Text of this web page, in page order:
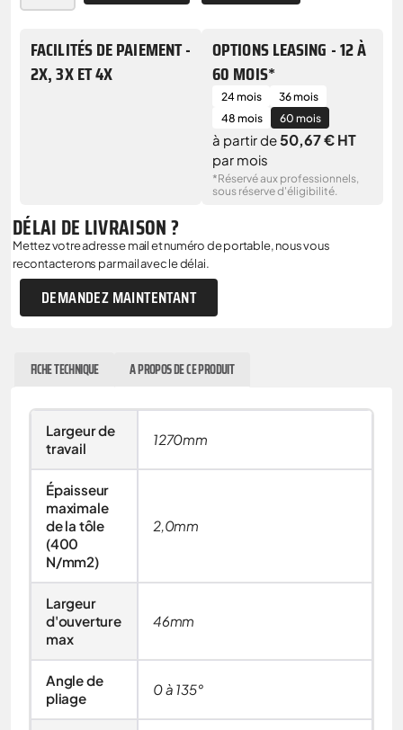
FACILITÉS DE PAIEMENT -
2X, 3X ET 4X
OPTIONS LEASING - 12 À
60 MOIS*
24 mois
36 mois
48 mois
60 mois
à partir de50,67 € HT
par mois
*Réservé aux professionnels,
sous réserve d'éligibilité.
DÉLAI DE LIVRAISON ?
Mettez votre adresse mail et numéro de portable, nous vous
recontacterons par mail avec le délai.
DEMANDEZ MAINTENTANT
FICHE TECHNIQUE A PROPOS DE CE PRODUIT
Largeur de
travail
1270mm
Épaisseur
maximale
de la tôle
(400
N/mm2)
2,0mm
Largeur
d'ouverture
max
46mm
Angle de
pliage
0 à 135°